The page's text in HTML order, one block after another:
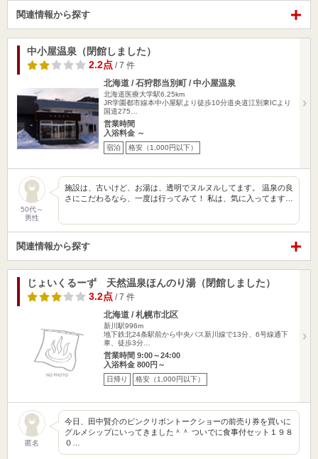
関連情報から探す
中小屋温泉（閉館しました）
2.2点 / 7 件
北海道 / 石狩郡当別町 / 中小屋温泉
北海道医療大学駅6.25km
JR学園都市線本中小屋駅より徒歩10分道央道江別東ICより
国道275…
営業時間
入浴料金 ～
宿泊 格安（1,000円以下）
50代～
男性
施設は、古いけど、お湯は、透明でヌルヌルしてます。 温泉の良
さにこだわるなら、一度は行ってみて！ 私は、気に入ってます…
関連情報から探す
じょいくるーず 天然温泉ほんのり湯（閉館しました）
3.2点 / 7 件
北海道 / 札幌市北区
新川駅996m
地下鉄北24条駅前から中央バス新川線で13分、6号線通下
車、徒歩3分…
営業時間 9:00～24:00
入浴料金 800円～
日帰り 格安（1,000円以下）
匿名
今日、田中賢介のピンクリボントークショーの前売り券を買いに
グルメシップにいってきました＾＾ ついでに食事付セット１９８
０…